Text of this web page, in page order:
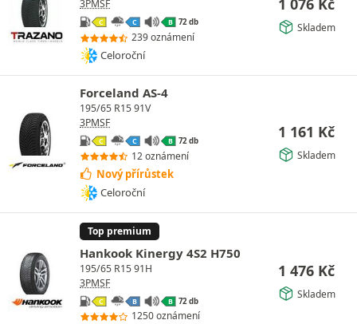
3PMSF
C C B 72 db
239 oznámení
Celoroční
Skladem
Forceland AS-4
195/65 R15 91V
3PMSF
C C B 72 db
12 oznámení
Nový přírůstek
Celoroční
1 161 Kč
Skladem
Top premium
Hankook Kinergy 4S2 H750
195/65 R15 91H
3PMSF
C B B 72 db
1250 oznámení
1 476 Kč
Skladem